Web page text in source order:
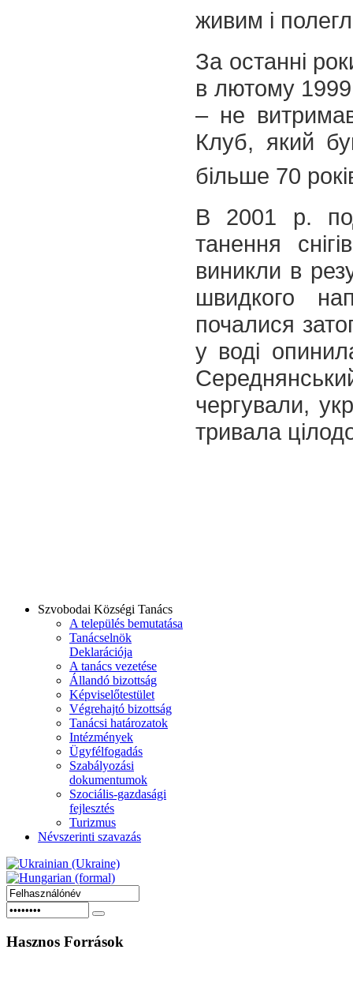
живим і
За останні
в лютому 1999
– не
Клуб, який
більше 70
В 2001 р.
танення
виникли в
швидкого
почалися
у воді
чергували,
тривала
Szvobodai Községi Tanács
A település bemutatása
Tanácselnök
Deklarációja
A tanács vezetése
Állandó bizottság
Képviselőtestület
Végrehajtó bizottság
Tanácsi határozatok
Intézmények
Ügyfélfogadás
Szabályozási
dokumentumok
Szociális-gazdasági
fejlesztés
Turizmus
Névszerinti szavazás
Hasznos Források